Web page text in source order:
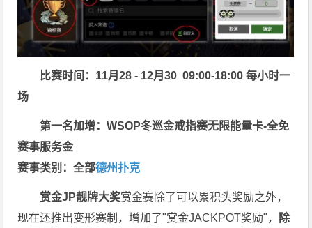
比赛时间：11月28 - 12月30 09:00-18:00 每小时一
场
第一名加增：WSOP冬巡金戒指赛无限能量卡-全免
赛事服务金
赛事类别：全部德州扑克
赏金JP靓牌大奖赏金赛除了可以累积头奖励之外，
现在还推出变形赛制，增加了"赏金JACKPOT奖励"，
除